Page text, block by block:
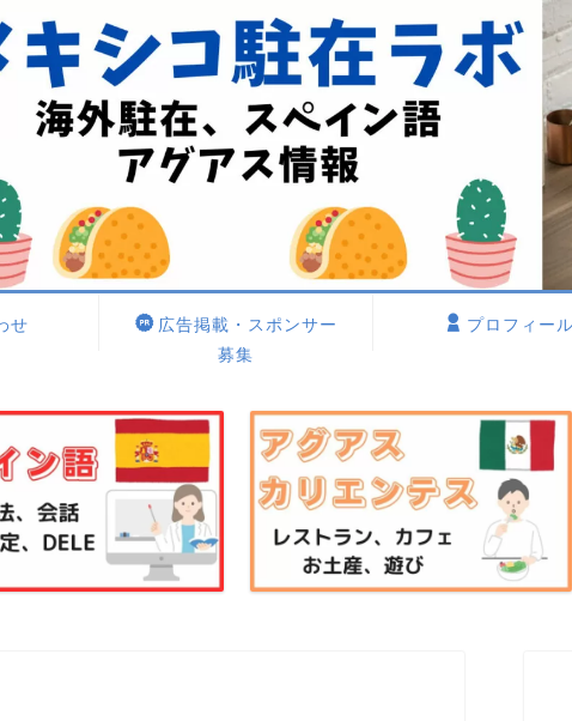
せ
広告掲載・スポンサー
募集
プロフィール